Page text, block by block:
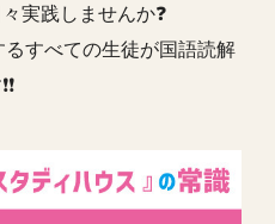
実践しませんか❓
すべての生徒が国語読解